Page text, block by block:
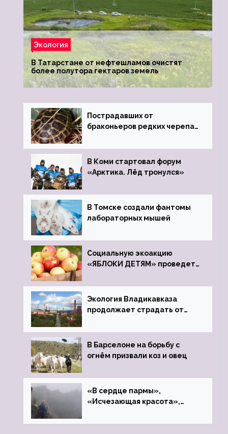
Экология
В Татарстане от нефтешламов очистят
более полутора гектаров земель
Пострадавших от
браконьеров редких черепах
зоопарк
В Коми стартовал форум
«Арктика. Лёд тронулся»
В Томске создали фантомы
лабораторных мышей
Социальную экоакцию
«ЯБЛОКИ ДЕТЯМ» проведет
Экология Владикавказа
продолжает страдать от
В Барселоне на борьбу с
огнём призвали коз и овец
«В сердце пармы»,
«Исчезающая красота»,